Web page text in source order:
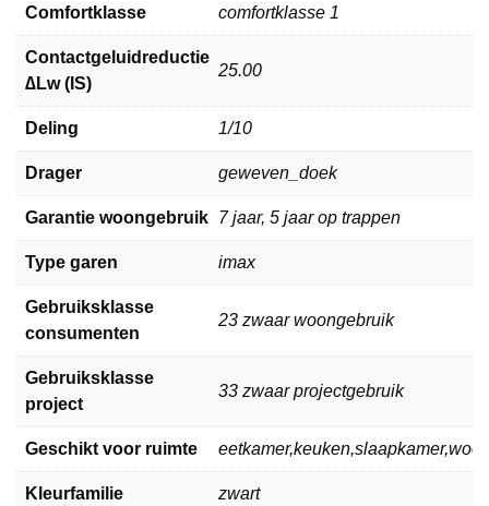
Comfortklasse comfortklasse 1
Contactgeluidreductie
∆Lw (IS)
25.00
Deling 1/10
Drager geweven_doek
Garantie woongebruik 7 jaar, 5 jaar op trappen
Type garen imax
Gebruiksklasse
consumenten
23 zwaar woongebruik
Gebruiksklasse
project
33 zwaar projectgebruik
Geschikt voor ruimte
Kleurfamilie zwart